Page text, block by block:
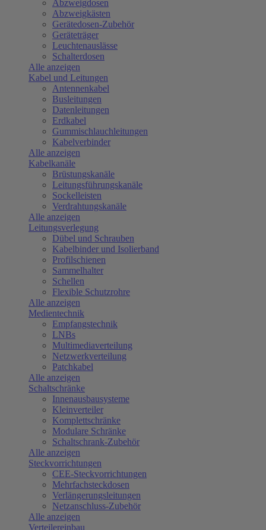
Abzweigdosen
Abzweigkästen
Gerätedosen-Zubehör
Geräteträger
Leuchtenauslässe
Schalterdosen
Alle anzeigen
Kabel und Leitungen
Antennenkabel
Busleitungen
Datenleitungen
Erdkabel
Gummischlauchleitungen
Kabelverbinder
Alle anzeigen
Kabelkanäle
Brüstungskanäle
Leitungsführungskanäle
Sockelleisten
Verdrahtungskanäle
Alle anzeigen
Leitungsverlegung
Dübel und Schrauben
Kabelbinder und Isolierband
Profilschienen
Sammelhalter
Schellen
Flexible Schutzrohre
Alle anzeigen
Medientechnik
Empfangstechnik
LNBs
Multimediaverteilung
Netzwerkverteilung
Patchkabel
Alle anzeigen
Schaltschränke
Innenausbausysteme
Kleinverteiler
Komplettschränke
Modulare Schränke
Schaltschrank-Zubehör
Alle anzeigen
Steckvorrichtungen
CEE-Steckvorrichtungen
Mehrfachsteckdosen
Verlängerungsleitungen
Netzanschluss-Zubehör
Alle anzeigen
Verteilereinbau